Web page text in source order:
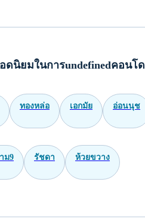
ดนิยมในการundefinedคอนโด
ทองหล่อ เอกมัย อ่อนนุช
ม9 รัชดา ห้วยขวาง